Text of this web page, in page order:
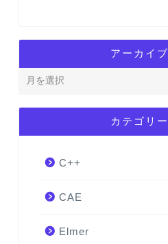
アーカイブ
カテゴリー
C++
CAE
Elmer